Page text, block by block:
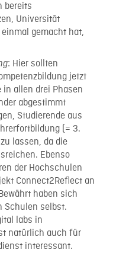
bereits
Universität
einmal gemacht hat,
: Hier sollten
jetzt
in allen drei Phasen
abgestimmt
Studierende aus
(= 3.
lassen, da die
Ebenso
der Hochschulen
Connect2Reflect an
haben sich
Schulen selbst.
labs in
natürlich auch für
interessant.